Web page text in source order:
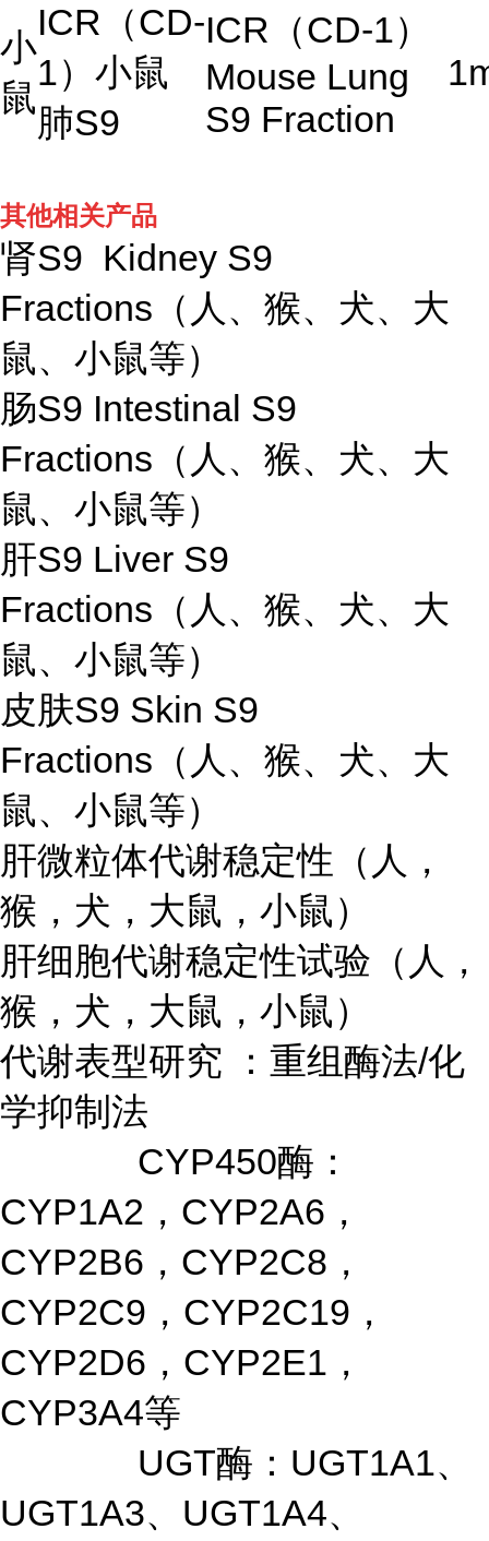
小
鼠
ICR （CD-
1）小鼠
肺S9
ICR （CD-1）
Mouse Lung
S9 Fraction
其他相关产品
肾S9 Kidney S9
Fractions（人、猴、犬、大
鼠、小鼠等）
肠S9 Intestinal S9
Fractions（人、猴、犬、大
鼠、小鼠等）
肝S9 Liver S9
Fractions（人、猴、犬、大
鼠、小鼠等）
皮肤S9 Skin S9
Fractions（人、猴、犬、大
鼠、小鼠等）
肝微粒体代谢稳定性（人，
猴，犬，大鼠，小鼠）
肝细胞代谢稳定性试验（人，
猴，犬，大鼠，小鼠）
代谢表型研究 ：重组酶法/化
学抑制法
CYP450酶：
CYP1A2，CYP2A6，
CYP2B6，CYP2C8，
CYP2C9，CYP2C19，
CYP2D6，CYP2E1，
CYP3A4等
UGT酶：UGT1A1、
UGT1A3、UGT1A4、